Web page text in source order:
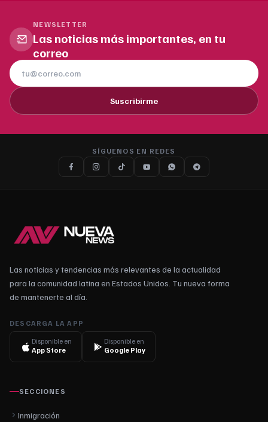
NEWSLETTER
Las noticias más importantes, en tu
correo
Suscribirme
SÍGUENOS EN REDES
Las noticias y tendencias más relevantes de la actualidad
para la comunidad latina en Estados Unidos. Tu nueva forma
de mantenerte al día.
DESCARGA LA APP
Disponible en
App Store
Disponible en
Google Play
SECCIONES
Inmigración